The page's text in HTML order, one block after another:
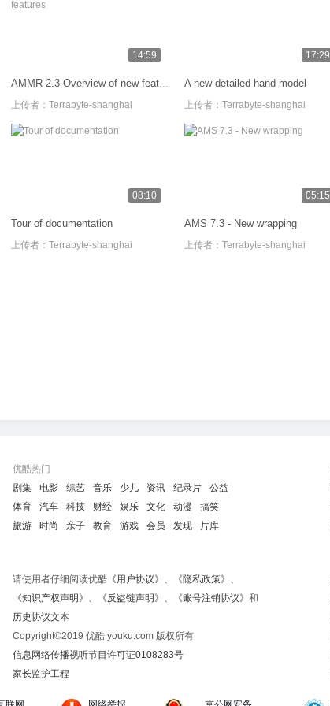
14:59
AMMR 2.3 Overview of new features
上传者： Terrabyte-shanghai
17:29
A new detailed hand model
上传者： Terrabyte-shanghai
08:10
Tour of documentation
上传者： Terrabyte-shanghai
05:15
AMS 7.3 - New wrapping
上传者： Terrabyte-shanghai
优酷热门
剧集
电影 综艺 音乐 少儿 资讯 纪录片
公益
体育
汽车 科技 财经 娱乐 文化 动漫
搞笑
旅游
时尚 亲子 教育 游戏 会员 发现 片库
请使用者仔细阅读优酷《用户协议》 、 《隐私政策》 、
《知识产权声明》 、 《反盗链声明》 、 《账号注销协议》 和
历史协议文本
Copyright©2019 优酷 youku.com 版权所有
信息网络传播视听节目许可证0108283号
家长监护工程